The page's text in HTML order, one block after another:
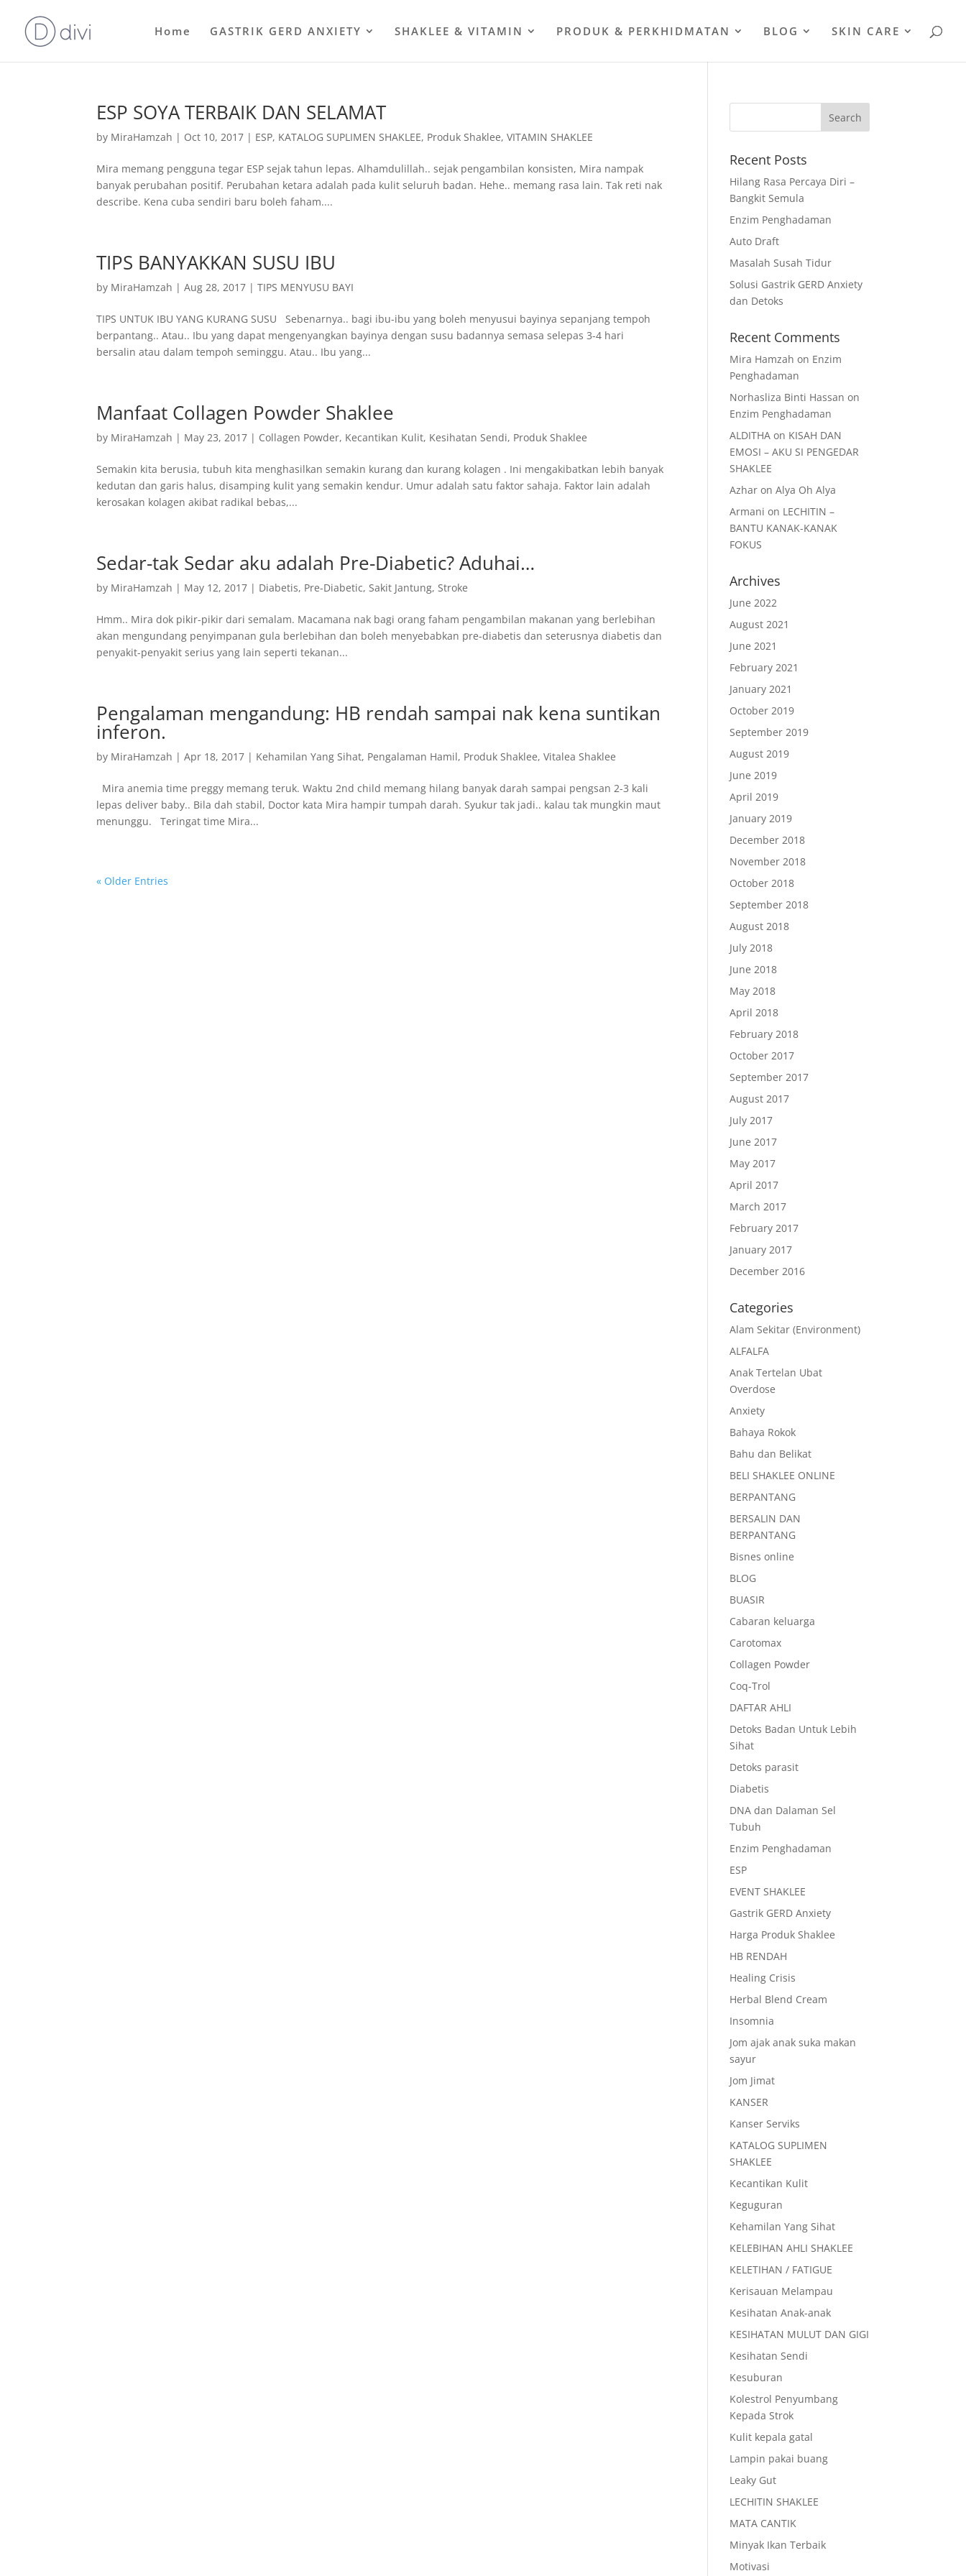
Home GASTRIK GERD ANXIETY SHAKLEE & VITAMIN PRODUK & PERKHIDMATAN BLOG SKIN CARE
ESP SOYA TERBAIK DAN SELAMAT
by MiraHamzah | Oct 10, 2017 | ESP, KATALOG SUPLIMEN SHAKLEE, Produk Shaklee,VITAMIN SHAKLEE
Mira memang pengguna tegar ESP sejak tahun lepas. Alhamdulillah.. sejak pengambilan konsisten, Mira nampak
banyak perubahan positif. Perubahan ketara adalah pada kulit seluruh badan. Hehe.. memang rasa lain. Tak reti nak
describe. Kena cuba sendiri baru boleh faham....
TIPS BANYAKKAN SUSU IBU
by MiraHamzah |Aug 28, 2017 |TIPS MENYUSU BAYI
TIPS UNTUK IBU YANG KURANG SUSU Sebenarnya.. bagi ibu-ibu yang boleh menyusui bayinya sepanjang tempoh
berpantang.. Atau.. Ibu yang dapat mengenyangkan bayinya dengan susu badannya semasa selepas 3-4 hari
bersalin atau dalam tempoh seminggu. Atau.. Ibu yang...
Manfaat Collagen Powder Shaklee
by MiraHamzah | May 23, 2017 | Collagen Powder, Kecantikan Kulit, Kesihatan Sendi, Produk Shaklee
Semakin kita berusia, tubuh kita menghasilkan semakin kurang dan kurang kolagen . Ini mengakibatkan lebih banyak
kedutan dan garis halus, disamping kulit yang semakin kendur. Umur adalah satu faktor sahaja. Faktor lain adalah
kerosakan kolagen akibat radikal bebas,...
Sedar-tak Sedar aku adalah Pre-Diabetic? Aduhai…
by MiraHamzah | May 12, 2017 | Diabetis, Pre-Diabetic,Sakit Jantung,Stroke
Hmm.. Mira dok pikir-pikir dari semalam. Macamana nak bagi orang faham pengambilan makanan yang berlebihan
akan mengundang penyimpanan gula berlebihan dan boleh menyebabkan pre-diabetis dan seterusnya diabetis dan
penyakit-penyakit serius yang lain seperti tekanan...
Pengalaman mengandung: HB rendah sampai nak kena suntikan
inferon.
by MiraHamzah |Apr 18, 2017 | Kehamilan Yang Sihat, Pengalaman Hamil, Produk Shaklee,Vitalea Shaklee
Mira anemia time preggy memang teruk. Waktu 2nd child memang hilang banyak darah sampai pengsan 2-3 kali
lepas deliver baby.. Bila dah stabil, Doctor kata Mira hampir tumpah darah. Syukur tak jadi.. kalau tak mungkin maut
menunggu. Teringat time Mira...
« Older Entries
Recent Posts
Hilang Rasa Percaya Diri –
Bangkit Semula
Enzim Penghadaman
Auto Draft
Masalah Susah Tidur
Solusi Gastrik GERD Anxiety
dan Detoks
Recent Comments
Mira Hamzah on Enzim
Penghadaman
Norhasliza Binti Hassan on
Enzim Penghadaman
ALDITHA on KISAH DAN
EMOSI – AKU SI PENGEDAR
SHAKLEE
Azhar onAlya Oh Alya
Armani on LECHITIN –
BANTU KANAK-KANAK
FOKUS
Archives
June 2022
August 2021
June 2021
February 2021
January 2021
October 2019
September 2019
August 2019
June 2019
April 2019
January 2019
December 2018
November 2018
October 2018
September 2018
August 2018
July 2018
June 2018
May 2018
April 2018
February 2018
October 2017
September 2017
August 2017
July 2017
June 2017
May 2017
April 2017
March 2017
February 2017
January 2017
December 2016
Categories
Alam Sekitar (Environment)
ALFALFA
Anak Tertelan Ubat
Overdose
Anxiety
Bahaya Rokok
Bahu dan Belikat
BELI SHAKLEE ONLINE
BERPANTANG
BERSALIN DAN
BERPANTANG
Bisnes online
BLOG
BUASIR
Cabaran keluarga
Carotomax
Collagen Powder
Coq-Trol
DAFTAR AHLI
Detoks Badan Untuk Lebih
Sihat
Detoks parasit
Diabetis
DNA dan Dalaman Sel
Tubuh
Enzim Penghadaman
ESP
EVENT SHAKLEE
Gastrik GERD Anxiety
Harga Produk Shaklee
HB RENDAH
Healing Crisis
Herbal Blend Cream
Insomnia
Jom ajak anak suka makan
sayur
Jom Jimat
KANSER
Kanser Serviks
KATALOG SUPLIMEN
SHAKLEE
Kecantikan Kulit
Keguguran
Kehamilan Yang Sihat
KELEBIHAN AHLI SHAKLEE
KELETIHAN / FATIGUE
Kerisauan Melampau
Kesihatan Anak-anak
KESIHATAN MULUT DAN GIGI
Kesihatan Sendi
Kesuburan
Kolestrol Penyumbang
Kepada Strok
Kulit kepala gatal
Lampin pakai buang
Leaky Gut
LECHITIN SHAKLEE
MATA CANTIK
Minyak Ikan Terbaik
Motivasi